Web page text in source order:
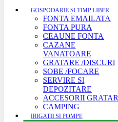
GOSPODARIE ȘI TIMP LIBER
FONTA EMAILATA
FONTA PURA
CEAUNE FONTA
CAZANE
VANATOARE
GRATARE /DISCURI
SOBE /FOCARE
SERVIRE SI
DEPOZITARE
ACCESORII GRATAR
CAMPING
IRIGATII SI POMPE